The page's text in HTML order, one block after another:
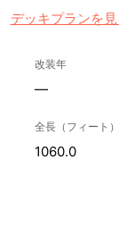
デッキプランを見
改装年
—
全長（フィート）
1060.0